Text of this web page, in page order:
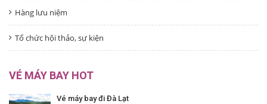
Hàng lưu niệm
Tổ chức hội thảo, sự kiện
VÉ MÁY BAY HOT
Vé máy bay đi Đà Lạt